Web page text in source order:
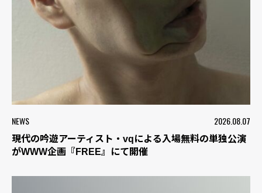
NEWS 2026.08.07
現代の吟遊アーティスト・vqによる入場無料の単独公演
がWWW企画『FREE』にて開催